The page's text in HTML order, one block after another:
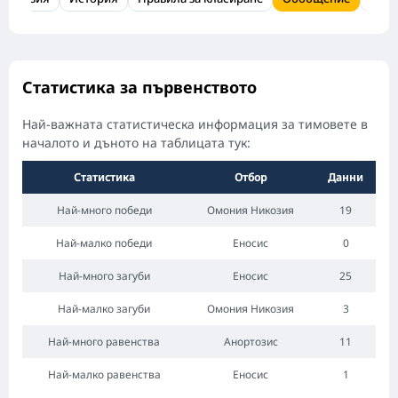
Статистика за първенството
Най-важната статистическа информация за тимовете в
началото и дъното на таблицата тук:
Статистика Отбор Данни
Най-много победи Омония Никозия 19
Най-малко победи Еносис 0
Най-много загуби Еносис 25
Най-малко загуби Омония Никозия 3
Най-много равенства Анортозис 11
Най-малко равенства Еносис 1